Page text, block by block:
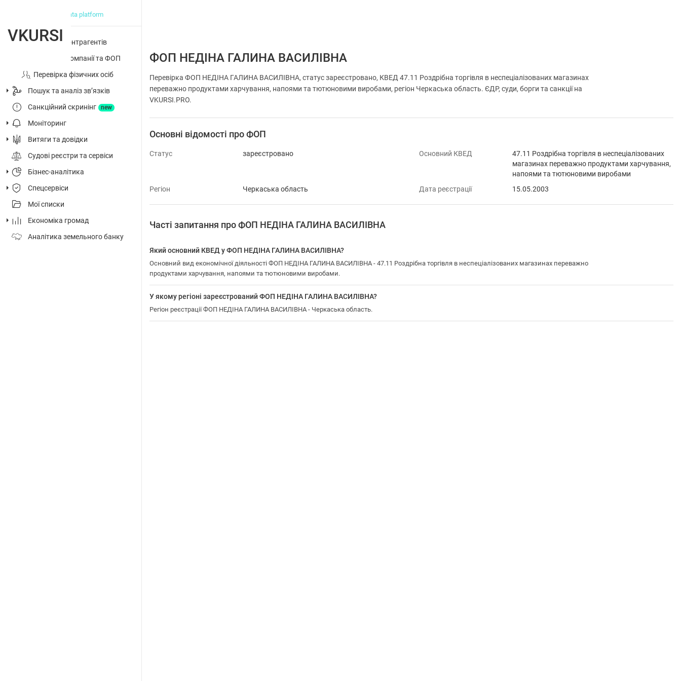
big data platform
Перевірка контрагентів
Досьє на компанії та ФОП
Перевірка фізичних осіб
Пошук та аналіз звʼязків
Санкційний скринінг
new
Моніторинг
Витяги та довідки
Судові реєстри та сервіси
Бізнес-аналітика
Спецсервіси
Мої списки
Економіка громад
Аналітика земельного банку
ФОП НЕДІНА ГАЛИНА ВАСИЛІВНА
Перевірка ФОП НЕДІНА ГАЛИНА ВАСИЛІВНА, статус зареєстровано, КВЕД 47.11 Роздрібна торгівля в неспеціалізованих магазинах
переважно продуктами харчування, напоями та тютюновими виробами, регіон Черкаська область. ЄДР, суди, борги та санкції на
VKURSI.PRO.
Основні відомості про ФОП
Статус зареєстровано Основний КВЕД
47.11 Роздрібна торгівля в неспеціалізованих
магазинах переважно продуктами харчування,
напоями та тютюновими виробами
Регіон
Черкаська область Дата реєстрації 15.05.2003
Часті запитання про ФОП НЕДІНА ГАЛИНА ВАСИЛІВНА
Який основний КВЕД у ФОП НЕДІНА ГАЛИНА ВАСИЛІВНА?
Основний вид економічної діяльності ФОП НЕДІНА ГАЛИНА ВАСИЛІВНА - 47.11 Роздрібна торгівля в неспеціалізованих магазинах переважно
продуктами харчування, напоями та тютюновими виробами.
У якому регіоні зареєстрований ФОП НЕДІНА ГАЛИНА ВАСИЛІВНА?
Регіон реєстрації ФОП НЕДІНА ГАЛИНА ВАСИЛІВНА - Черкаська область.
VKURSI